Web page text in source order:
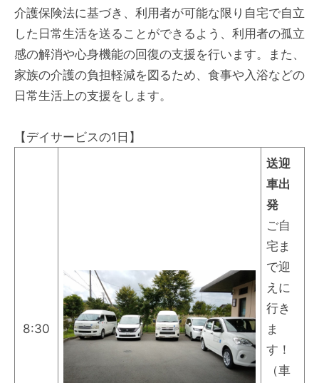
介護保険法に基づき、利用者が可能な限り自宅で自立
した日常生活を送ることができるよう、利用者の孤立
感の解消や心身機能の回復の支援を行います。また、
家族の介護の負担軽減を図るため、食事や入浴などの
日常生活上の支援をします。
【デイサービスの1日】
8:30
送迎
車出
発
ご自
宅ま
で迎
えに
行き
ま
す！
（車